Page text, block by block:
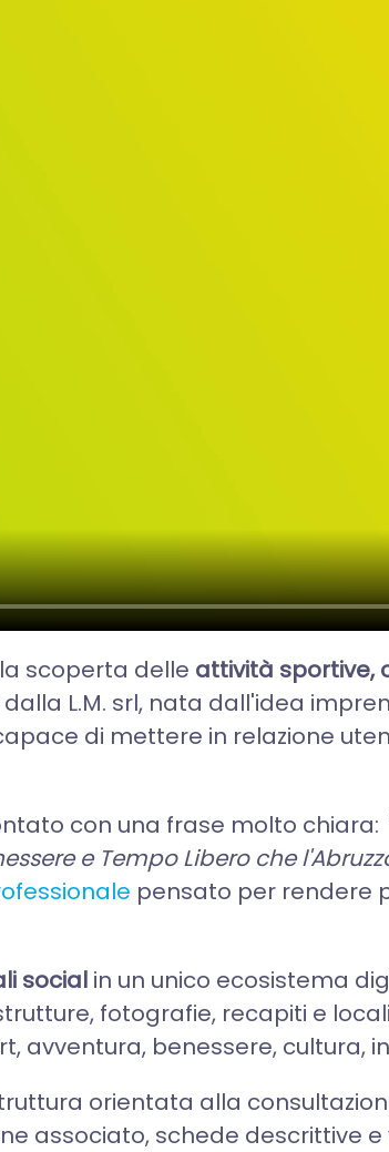
scoperta delle attività sportive,
L.M. srl, nata dall'idea
di mettere in relazione
con una frase molto chiara:
e Tempo Libero che
pensato per rendere
social in un unico ecosistema
fotografie, recapiti e
avventura, benessere, cultura,
orientata alla
associato, schede descrittive